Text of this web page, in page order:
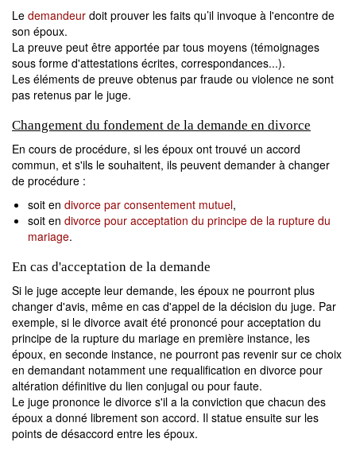
Le demandeur doit prouver les faits qu’il invoque à l'encontre de
son époux.
La preuve peut être apportée par tous moyens (témoignages
sous forme d'attestations écrites, correspondances...).
Les éléments de preuve obtenus par fraude ou violence ne sont
pas retenus par le juge.
Changement du fondement de la demande en divorce
En cours de procédure, si les époux ont trouvé un accord
commun, et s'ils le souhaitent, ils peuvent demander à changer
de procédure :
soit en divorce par consentement mutuel,
soit en divorce pour acceptation du principe de la rupture du
mariage.
En cas d'acceptation de la demande
Si le juge accepte leur demande, les époux ne pourront plus
changer d'avis, même en cas d'appel de la décision du juge. Par
exemple, si le divorce avait été prononcé pour acceptation du
principe de la rupture du mariage en première instance, les
époux, en seconde instance, ne pourront pas revenir sur ce choix
en demandant notamment une requalification en divorce pour
altération définitive du lien conjugal ou pour faute.
Le juge prononce le divorce s'il a la conviction que chacun des
époux a donné librement son accord. Il statue ensuite sur les
points de désaccord entre les époux.